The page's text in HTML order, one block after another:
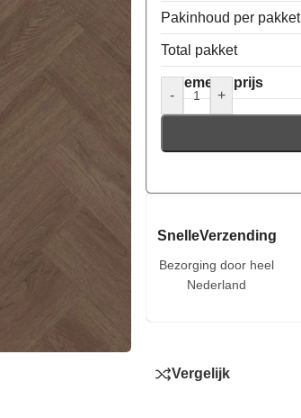
Pakinhoud per pakket
Total pakket
Algemene prijs
-
+
SnelleVerzending
Bezorging door heel
Nederland
Vergelijk